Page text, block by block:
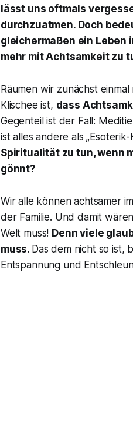
lässt uns oftmals
durchzuatmen. Doch
gleichermaßen ein Leben
mehr mit Achtsamkeit zu
Räumen wir zunächst
Klischee ist, dass
Gegenteil ist der Fall:
ist alles andere als
Spiritualität zu tun, wenn
gönnt?
Wir alle können achtsamer
der Familie. Und damit
Welt muss! Denn viele
muss. Das dem nicht so ist,
Entspannung und